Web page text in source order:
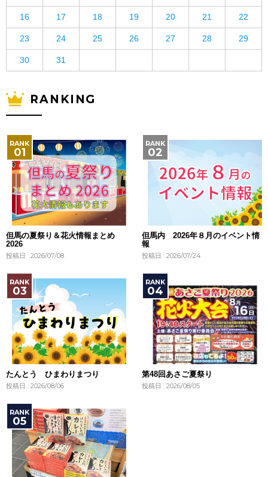
16 17 18 19 20 21 22
23 24 25 26 27 28 29
30 31
RANKING
但馬の夏祭り＆花火情報まとめ
2026
投稿日 : 2026/07/08
但馬内 2026年８月のイベント情
報
投稿日 : 2026/07/24
たんとう ひまわりまつり
投稿日 : 2026/08/06
第48回あさご夏祭り
投稿日 : 2026/08/05